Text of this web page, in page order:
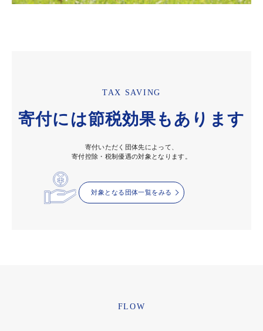
TAX SAVING
寄付には節税効果もあります
寄付いただく団体先によって、
寄付控除・税制優遇の対象となります。
対象となる団体一覧をみる
FLOW